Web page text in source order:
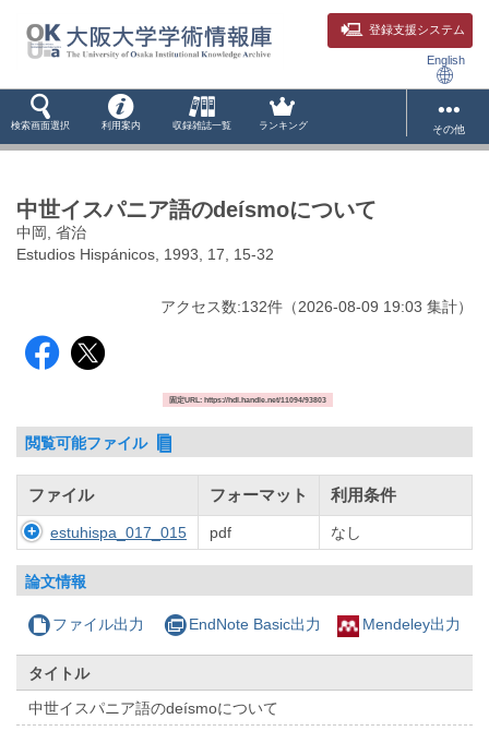
登録支援システム
English
検索画面選択 利用案内 収録雑誌一覧 ランキング その他
中世イスパニア語のdeísmoについて
中岡, 省治
Estudios Hispánicos, 1993, 17, 15-32
アクセス数:132件 （2026-08-09 19:03 集計）
固定URL: https://hdl.handle.net/11094/93803
閲覧可能ファイル
ファイル フォーマット 利用条件
estuhispa_017_015 pdf なし
論文情報
ファイル出力 EndNote Basic出力 Mendeley出力
タイトル
中世イスパニア語のdeísmoについて